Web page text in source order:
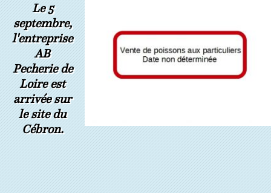
Le 5
septembre,
l'entreprise
AB
Pecherie de
Loire est
arrivée sur
le site du
Cébron.